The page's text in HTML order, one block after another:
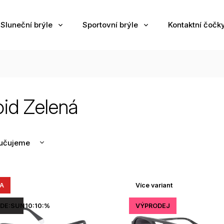
Sluneční brýle Sportovní brýle Kontaktní
Zelená
Více variant
VÝPRODEJ